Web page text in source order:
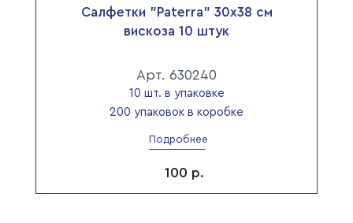
Салфетки "Paterra" 30х38 см
вискоза 10 штук
Арт. 630240
10 шт. в упаковке
200 упаковок в коробке
Подробнее
100 р.